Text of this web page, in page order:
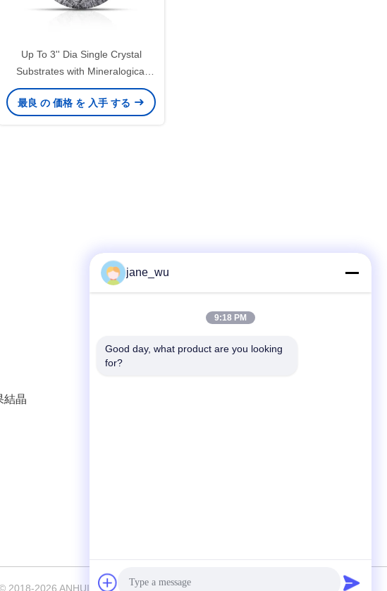
Up To 3'' Dia Single Crystal
Substrates with Mineralogical
Garnet 0.5 Mm Thickness
最良 の 価格 を 入手 する
結晶
Tel
2026 ANHUI CRYSTRO CRYSTAL MATERIALS Co., Ltd. . 複製権所有。
jane_wu
9:18 PM
Good day, what product are you looking
for?